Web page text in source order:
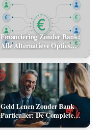
Financiering Zonder Bank:
Alle Alternatieve Opties
Geld Lenen Zonder Bank
Particulier: De Complete
Gids (2026)